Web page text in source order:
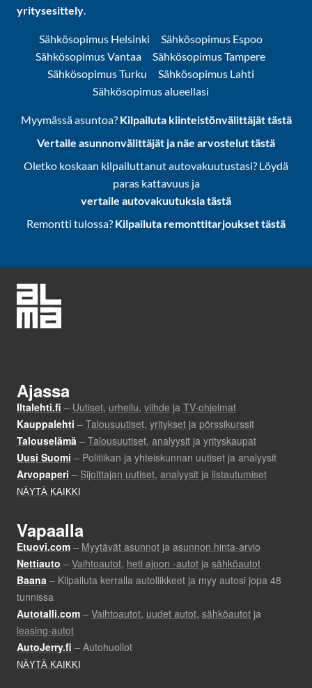
yritysesittely
Sähkösopimus Helsinki
Sähkösopimus Espoo
Sähkösopimus Vantaa
Sähkösopimus Tampere
Sähkösopimus Turku
Sähkösopimus Lahti
Sähkösopimus alueellasi
Myymässä asuntoa? Kilpailuta kiinteistönvälittäjät tästä
Vertaile asunnonvälittäjät ja näe arvostelut tästä
Oletko koskaan kilpailuttanut autovakuutustasi? Löydä
paras kattavuus ja
vertaile autovakuutuksia tästä
Remontti tulossa? Kilpailuta remonttitarjoukset tästä